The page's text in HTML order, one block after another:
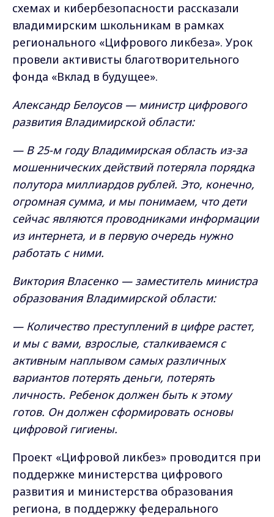
схемах и кибербезопасности рассказали
владимирским школьникам в рамках
регионального «Цифрового ликбеза». Урок
провели активисты благотворительного
фонда «Вклад в будущее».
Александр Белоусов — министр цифрового
развития Владимирской области:
— В 25-м году Владимирская область из-за
мошеннических действий потеряла порядка
полутора миллиардов рублей. Это, конечно,
огромная сумма, и мы понимаем, что дети
сейчас являются проводниками информации
из интернета, и в первую очередь нужно
работать с ними.
Виктория Власенко — заместитель министра
образования Владимирской области:
— Количество преступлений в цифре растет,
и мы с вами, взрослые, сталкиваемся с
активным наплывом самых различных
вариантов потерять деньги, потерять
личность. Ребенок должен быть к этому
готов. Он должен сформировать основы
цифровой гигиены.
Проект «Цифровой ликбез» проводится при
поддержке министерства цифрового
развития и министерства образования
региона, в поддержку федерального